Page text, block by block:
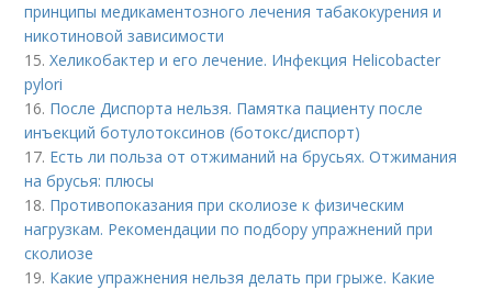
принципы медикаментозного лечения табакокурения и
никотиновой зависимости
15.Хеликобактер и его лечение. Инфекция Helicobacter
pylori
16. После Диспорта нельзя. Памятка пациенту после
инъекций ботулотоксинов (ботокс/диспорт)
17. Есть ли польза от отжиманий на брусьях. Отжимания
на брусья: плюсы
18. Противопоказания при сколиозе к физическим
нагрузкам. Рекомендации по подбору упражнений при
сколиозе
19. Какие упражнения нельзя делать при грыже. Какие